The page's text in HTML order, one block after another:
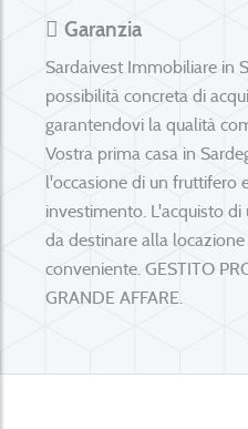
Garanzia
Sardaivest Immobiliare in
possibilità concreta di
garantendovi la qualità
Vostra prima casa in
l'occasione di un fruttifero
investimento. L'acquisto
da destinare alla
conveniente. GESTITO
GRANDE AFFARE.